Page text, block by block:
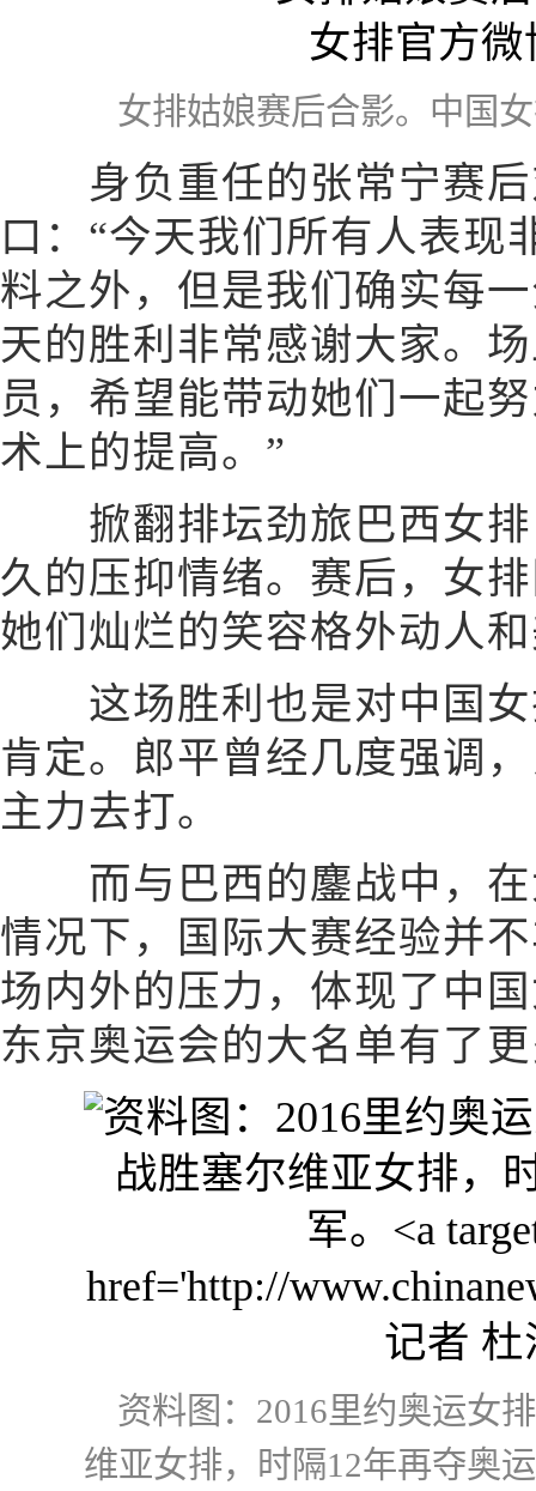
女排姑娘赛后合影。中国
身负重任的张常宁赛后
口：“今天我们所有人表现
料之外，但是我们确实每
天的胜利非常感谢大家。
员，希望能带动她们一起
术上的提高。”
掀翻排坛劲旅巴西女排
久的压抑情绪。赛后，女
她们灿烂的笑容格外动人
这场胜利也是对中国女
肯定。郎平曾经几度强调
主力去打。
而与巴西的鏖战中，在
情况下，国际大赛经验并
场内外的压力，体现了中
东京奥运会的大名单有了
资料图：2016里约奥运女
维亚女排，时隔12年再夺奥